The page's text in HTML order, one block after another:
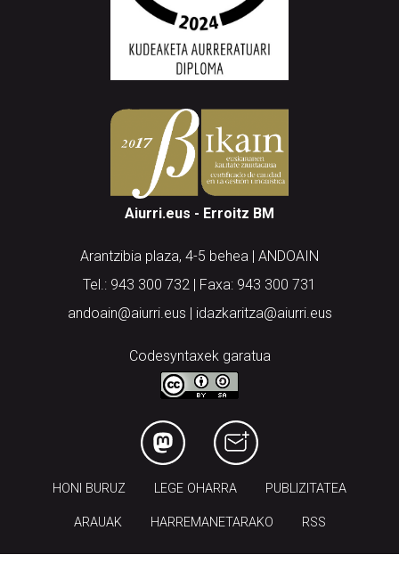
Aiurri.eus - Erroitz BM
Arantzibia plaza, 4-5 behea | ANDOAIN
Tel.: 943 300 732 | Faxa: 943 300 731
andoain@aiurri.eus | idazkaritza@aiurri.eus
Codesyntaxek garatua
HONI BURUZ LEGE OHARRA PUBLIZITATEA
ARAUAK HARREMANETARAKO RSS